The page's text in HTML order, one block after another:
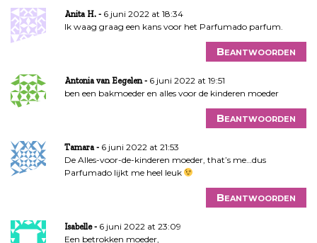
Anita H.
6 juni 2022 at 18:34
Ik waag graag een kans voor het Parfumado parfum.
Beantwoorden
Antonia van Eegelen
6 juni 2022 at 19:51
ben een bakmoeder en alles voor de kinderen moeder
Beantwoorden
Tamara
6 juni 2022 at 21:53
De Alles-voor-de-kinderen moeder, that’s me…dus
Parfumado lijkt me heel leuk
Beantwoorden
Isabelle
6 juni 2022 at 23:09
Een betrokken moeder,